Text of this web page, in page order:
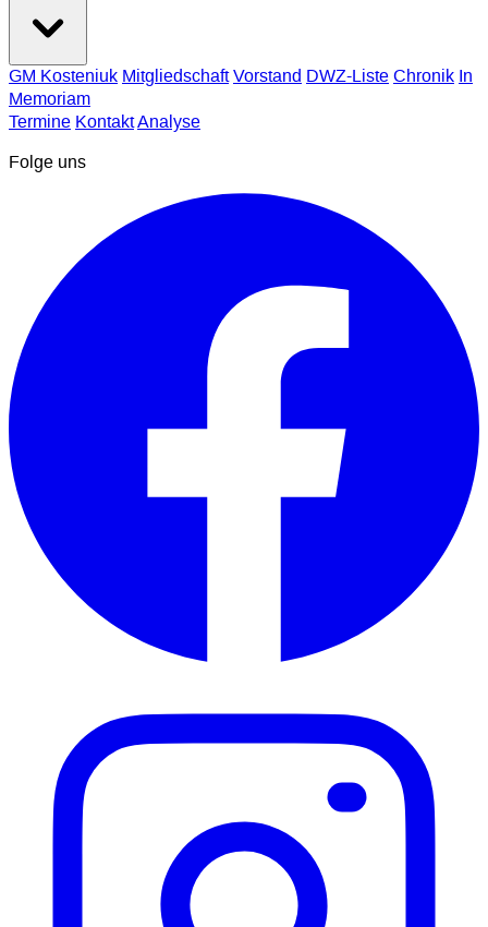
GM Kosteniuk Mitgliedschaft Vorstand DWZ-Liste Chronik In
Memoriam
Termine KontaktAnalyse
Folge uns